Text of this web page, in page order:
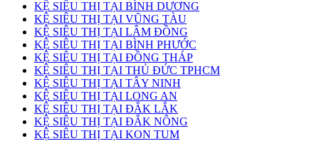
KỆ SIÊU THỊ TẠI BÌNH DƯƠNG
KỆ SIÊU THỊ TẠI VŨNG TÀU
KỆ SIÊU THỊ TẠI LÂM ĐỒNG
KỆ SIÊU THỊ TẠI BÌNH PHƯỚC
KỆ SIÊU THỊ TẠI ĐỒNG THÁP
KỆ SIÊU THỊ TẠI THỦ ĐỨC TPHCM
KỆ SIÊU THỊ TẠI TÂY NINH
KỆ SIÊU THỊ TẠI LONG AN
KỆ SIÊU THỊ TẠI ĐẮK LẮK
KỆ SIÊU THỊ TẠI ĐẮK NÔNG
KỆ SIÊU THỊ TẠI KON TUM